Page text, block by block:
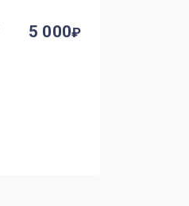
5 000